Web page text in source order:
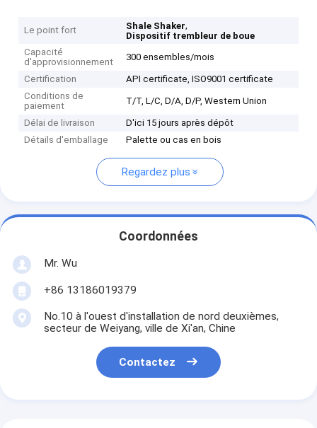
Le point fort Shale Shaker,
Dispositif trembleur de boue
Capacité
d'approvisionnement
300 ensembles/mois
Certification
API certificate, ISO9001 certificate
Conditions de
paiement
T/T, L/C, D/A, D/P, Western Union
Délai de livraison
D'ici 15 jours après dépôt
Détails d'emballage
Palette ou cas en bois
Regardez plus
Coordonnées
Mr. Wu
+86 13186019379
No.10 à l'ouest d'installation de nord deuxièmes,
secteur de Weiyang, ville de Xi'an, Chine
Contactez